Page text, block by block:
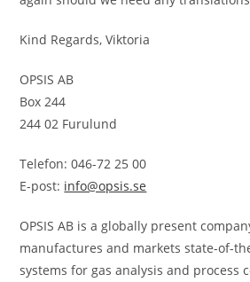
Kind Regards, Viktoria
OPSIS AB
Box 244
244 02 Furulund
Telefon: 046-72 25 00
E-post: info@opsis.se
OPSIS AB is a globally present
manufactures and markets state-of-
systems for gas analysis and process